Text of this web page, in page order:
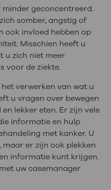
geconcentreerd.
somber, angstig of
ook invloed hebben op
Misschien heeft u
u zich niet meer
voor de ziekte.
verwerken van wat u
u vragen over bewegen
lekker eten. Er zijn vele
informatie en hulp
met kanker. U
maar er zijn ook plekken
informatie kunt krijgen.
uw casemanager